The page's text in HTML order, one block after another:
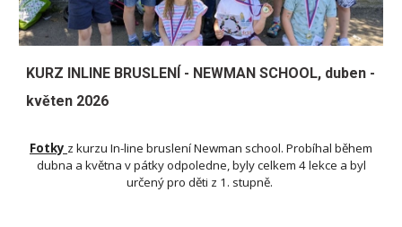
KURZ INLINE BRUSLENÍ - NEWMAN SCHOOL, duben -
květen 2026
Fotky z kurzu In-line bruslení Newman school. Probíhal během
dubna a května v pátky odpoledne, byly celkem 4 lekce a byl
určený pro děti z 1. stupně.